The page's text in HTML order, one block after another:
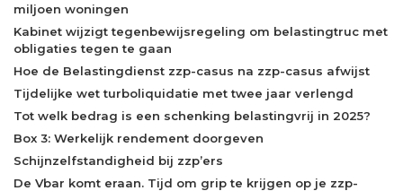
miljoen woningen
Kabinet wijzigt tegenbewijsregeling om belastingtruc met
obligaties tegen te gaan
Hoe de Belastingdienst zzp-casus na zzp-casus afwijst
Tijdelijke wet turboliquidatie met twee jaar verlengd
Tot welk bedrag is een schenking belastingvrij in 2025?
Box 3: Werkelijk rendement doorgeven
Schijnzelfstandigheid bij zzp’ers
De Vbar komt eraan. Tijd om grip te krijgen op je zzp-